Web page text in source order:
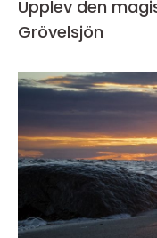
Upplev den
Grövelsjön